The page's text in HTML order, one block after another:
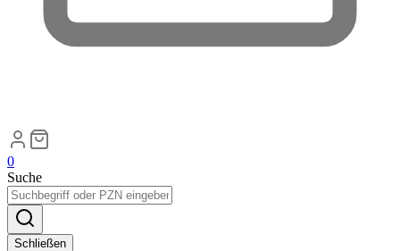
0
Suche
Schließen